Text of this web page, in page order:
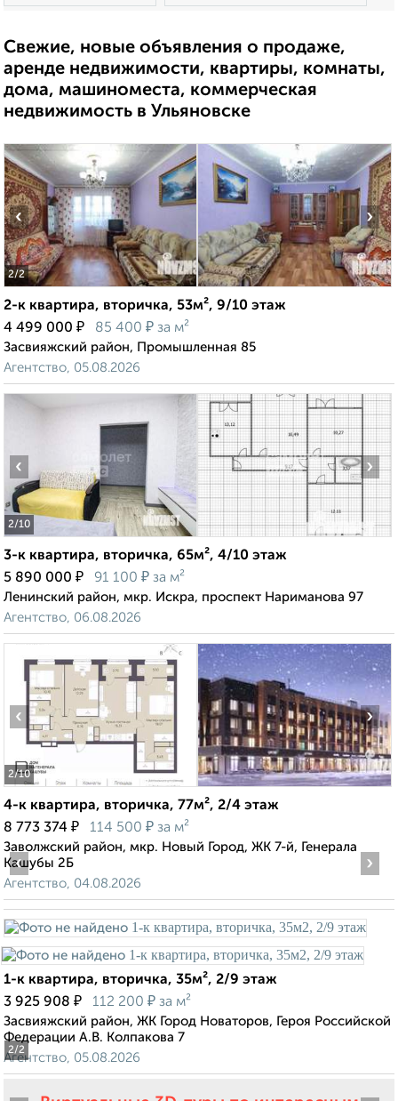
Свежие, новые объявления о продаже,
аренде недвижимости, квартиры, комнаты,
дома, машиноместа, коммерческая
недвижимость в Ульяновске
2/2
‹ ›
2-к квартира, вторичка, 53м², 9/10 этаж
4 499 000 ₽ 85 400 ₽ за м²
Засвияжский район, Промышленная 85
Агентство, 05.08.2026
2/10
‹ ›
3-к квартира, вторичка, 65м², 4/10 этаж
5 890 000 ₽ 91 100 ₽ за м²
Ленинский район, мкр. Искра, проспект Нариманова 97
Агентство, 06.08.2026
2/10
‹ ›
4-к квартира, вторичка, 77м², 2/4 этаж
8 773 374 ₽ 114 500 ₽ за м²
Заволжский район, мкр. Новый Город, ЖК 7-й, Генерала
Кашубы 2Б
Агентство, 04.08.2026
2/2
‹ ›
1-к квартира, вторичка, 35м², 2/9 этаж
3 925 908 ₽ 112 200 ₽ за м²
Засвияжский район, ЖК Город Новаторов, Героя Российской
Федерации А.В. Колпакова 7
Агентство, 05.08.2026